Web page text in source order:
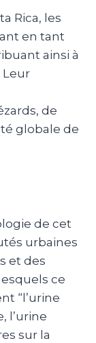
Rica, les
en tant
ainsi à
Leur
de
globale de
de cet
urbaines
et des
ce
“l’urine
l’urine
sur la